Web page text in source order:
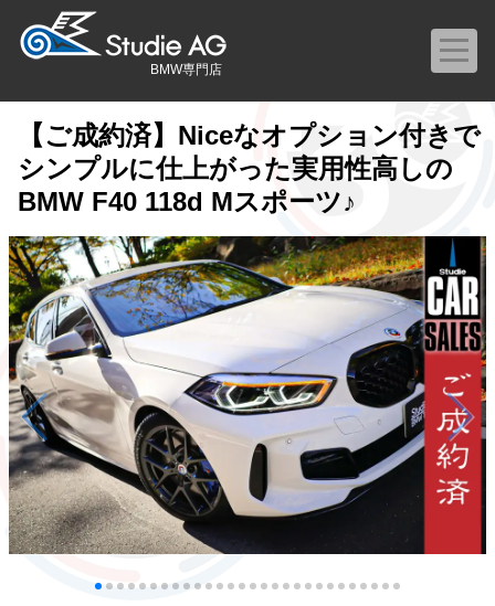
BMW専門店
【ご成約済】Niceなオプション付きで
シンプルに仕上がった実用性高しの
BMW F40 118d Mスポーツ♪